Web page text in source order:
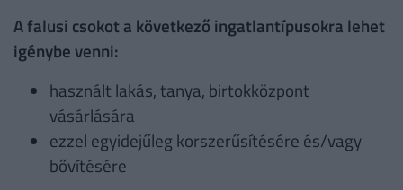
A falusi csokot a következő ingatlantípusokra lehet
igénybe venni:
használt lakás, tanya, birtokközpont
vásárlására
ezzel egyidejűleg korszerűsítésére és/vagy
bővítésére